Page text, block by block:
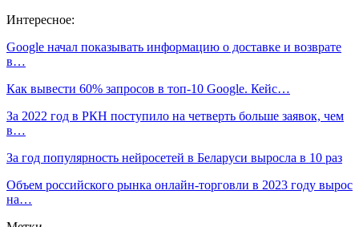
Интересное:
Google начал показывать информацию о доставке и возврате
в…
Как вывести 60% запросов в топ-10 Google. Кейс…
За 2022 год в РКН поступило на четверть больше заявок, чем
в…
За год популярность нейросетей в Беларуси выросла в 10 раз
Объем российского рынка онлайн-торговли в 2023 году вырос
на…